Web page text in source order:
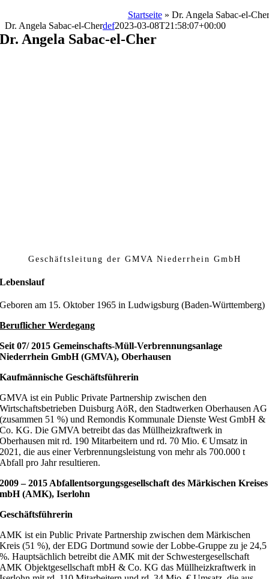
Startseite» Dr. Angela Sabac-el-Cher
Dr. Angela Sabac-el-Cherdef2023-03-08T21:58:07+00:00
Dr. Angela Sabac-el-Cher
Geschäftsleitung der GMVA Niederrhein GmbH
Lebenslauf
Geboren am 15. Oktober 1965 in Ludwigsburg (Baden-Württemberg)
Beruflicher Werdegang
Seit 07/ 2015Gemeinschafts-Müll-Verbrennungsanlage
Niederrhein GmbH (GMVA), Oberhausen
Kaufmännische Geschäftsführerin
GMVA ist ein Public Private Partnership zwischen den
Wirtschaftsbetrieben Duisburg AöR, den Stadtwerken Oberhausen AG
(zusammen 51 %) und Remondis Kommunale Dienste West GmbH &
Co. KG. Die GMVA betreibt das das Müllheizkraftwerk in
Oberhausen mit rd. 190 Mitarbeitern und rd. 70 Mio. € Umsatz in
2021, die aus einer Verbrennungsleistung von mehr als 700.000 t
Abfall pro Jahr resultieren.
2009 – 2015 Abfallentsorgungsgesellschaft des Märkischen Kreises
mbH (AMK), Iserlohn
Geschäftsführerin
AMK ist ein Public Private Partnership zwischen dem Märkischen
Kreis (51 %), der EDG Dortmund sowie der Lobbe-Gruppe zu je 24,5
%. Hauptsächlich betreibt die AMK mit der Schwestergesellschaft
AMK Objektgesellschaft mbH & Co. KG das Müllheizkraftwerk in